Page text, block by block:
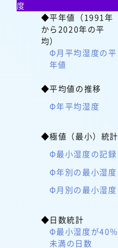
度
◆平年値（1991年
から2020年の平
均）
Φ月平均湿度の平
年値
◆平均値の推移
Φ年平均湿度
◆極値（最小）統計
Φ最小湿度の記録
Φ年別の最小湿度
Φ月別の最小湿度
◆日数統計
Φ最小湿度が40％
未満の日数